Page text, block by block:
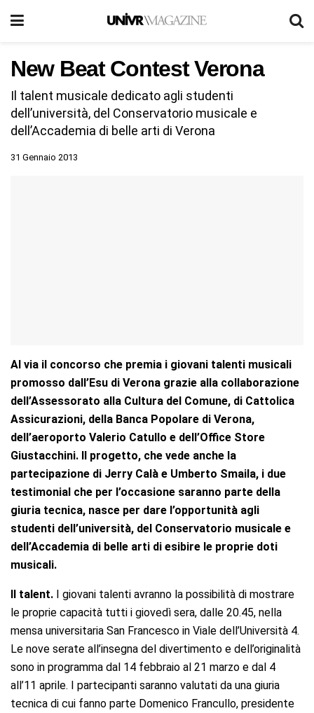
New Beat Contest Verona
Il talent musicale dedicato agli studenti
dell’università, del Conservatorio musicale e
dell’Accademia di belle arti di Verona
31 Gennaio 2013
Al via il concorso che premia i giovani talenti musicali
promosso dall’Esu di Verona grazie alla collaborazione
dell’Assessorato alla Cultura del Comune, di Cattolica
Assicurazioni, della Banca Popolare di Verona,
dell’aeroporto Valerio Catullo e dell’Office Store
Giustacchini. Il progetto, che vede anche la
partecipazione di Jerry Calà e Umberto Smaila, i due
testimonial che per l’occasione saranno parte della
giuria tecnica, nasce per dare l’opportunità agli
studenti dell’università, del Conservatorio musicale e
dell’Accademia di belle arti di esibire le proprie doti
musicali.
Il talent. I giovani talenti avranno la possibilità di mostrare
le proprie capacità tutti i giovedì sera, dalle 20.45, nella
mensa universitaria San Francesco in Viale dell’Università 4.
Le nove serate all’insegna del divertimento e dell’originalità
sono in programma dal 14 febbraio al 21 marzo e dal 4
all’11 aprile. I partecipanti saranno valutati da una giuria
tecnica di cui fanno parte Domenico Francullo, presidente